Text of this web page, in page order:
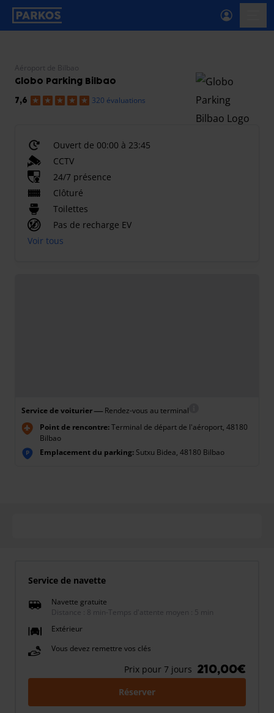
étiquette-de-navigation-principale
Aéroport de Bilbao
Globo Parking Bilbao
7,6 320 évaluations
Ouvert de 00:00 à 23:45
CCTV
24/7 présence
Clôturé
Toilettes
Pas de recharge EV
Voir tous
Service de voiturier— Rendez-vous au terminal
Point de rencontre:Terminal de départ de l'aéroport, 48180
Bilbao
P Emplacement du parking: Sutxu Bidea, 48180 Bilbao
Service de navette
Navette gratuite
Distance : 8 min
Temps d'attente moyen : 5 min
Extérieur
Vous devez remettre vos clés
Prix pour 7 jours 210,00€
Réserver